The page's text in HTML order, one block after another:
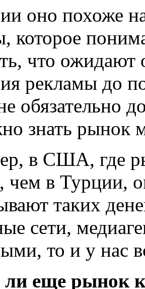
оно похоже
которое
что ожидают
рекламы до
обязательно
знать рынок
в США, где
чем в Турции,
таких
сети,
то и у нас
еще рынок